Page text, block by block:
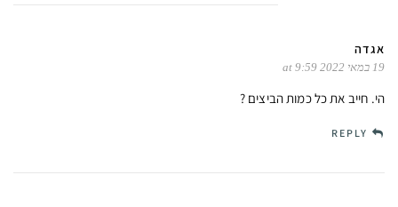
אגדה
19 במאי 2022 at 9:59
הי. חייב את כל כמות הביצים ?
REPLY